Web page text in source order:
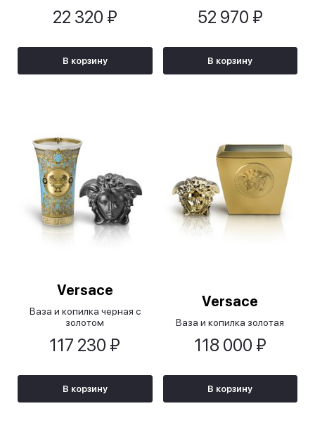
22 320 ₽
В корзину
52 970 ₽
В корзину
Versace
Ваза и копилка черная с
золотом
117 230 ₽
В корзину
Versace
Ваза и копилка золотая
118 000 ₽
В корзину